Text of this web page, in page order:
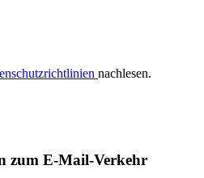
nachlesen.
zum E-Mail-Verkehr